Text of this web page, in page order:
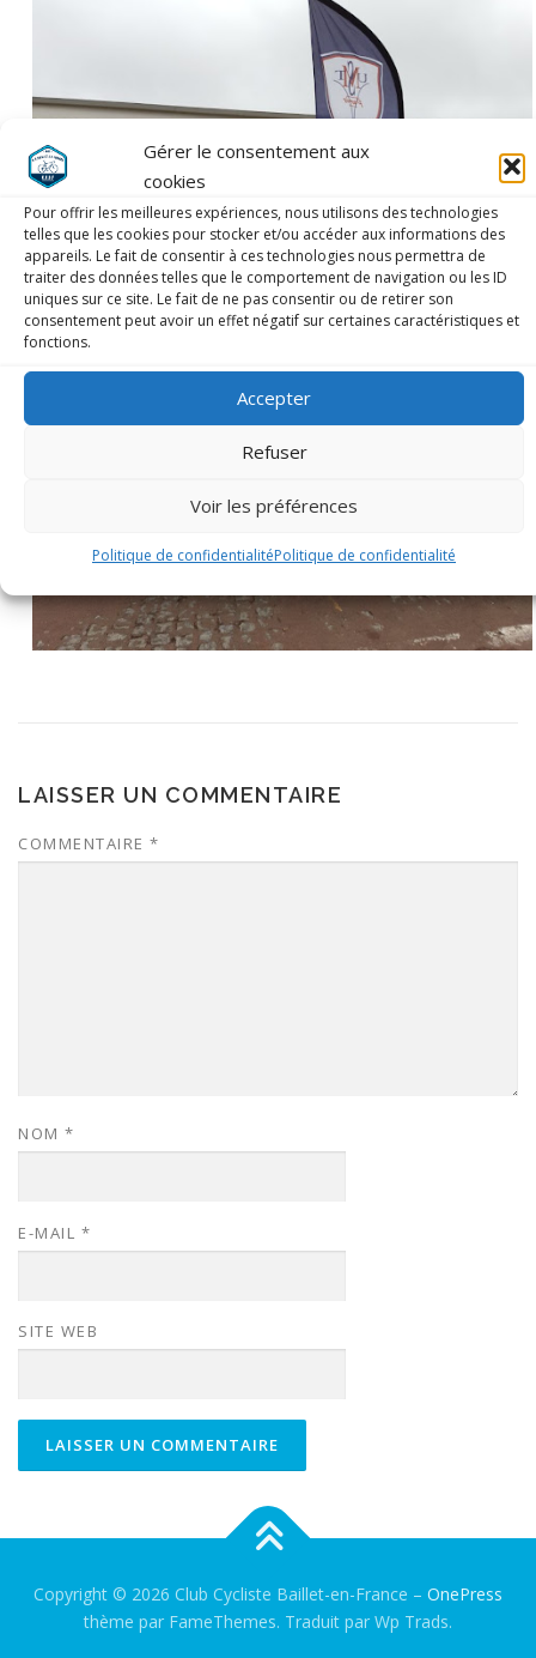
Gérer le consentement aux
cookies
Pour offrir les meilleures expériences, nous utilisons des technologies
telles que les cookies pour stocker et/ou accéder aux informations des
appareils. Le fait de consentir à ces technologies nous permettra de
traiter des données telles que le comportement de navigation ou les ID
uniques sur ce site. Le fait de ne pas consentir ou de retirer son
consentement peut avoir un effet négatif sur certaines caractéristiques et
fonctions.
Accepter
Refuser
Voir les préférences
Politique de confidentialitéPolitique de confidentialité
LAISSER UN COMMENTAIRE
COMMENTAIRE *
NOM *
E-MAIL *
SITE WEB
Copyright © 2026 Club Cycliste Baillet-en-France – OnePress
thème par FameThemes. Traduit par Wp Trads.